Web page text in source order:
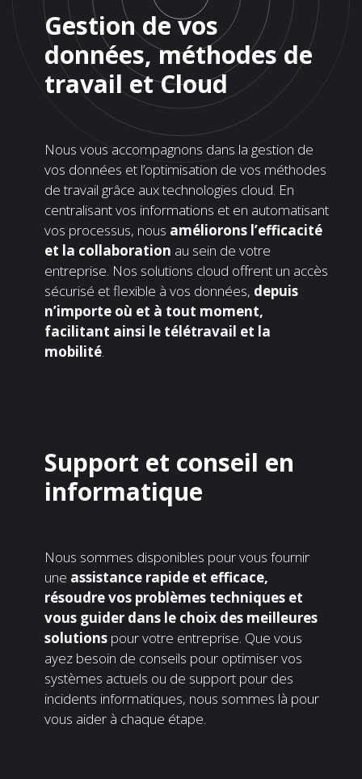
Gestion de vos
données, méthodes de
travail et Cloud
Nous vous accompagnons dans la gestion de
vos données et l’optimisation de vos méthodes
de travail grâce aux technologies cloud. En
centralisant vos informations et en automatisant
vos processus, nous améliorons l’efficacité
et la collaboration au sein de votre
entreprise. Nos solutions cloud offrent un accès
sécurisé et flexible à vos données, depuis
n’importe où et à tout moment,
facilitant ainsi le télétravail et la
mobilité.
Support et conseil en
informatique
Nous sommes disponibles pour vous fournir
une assistance rapide et efficace,
résoudre vos problèmes techniques et
vous guider dans le choix des meilleures
solutions pour votre entreprise. Que vous
ayez besoin de conseils pour optimiser vos
systèmes actuels ou de support pour des
incidents informatiques, nous sommes là pour
vous aider à chaque étape.